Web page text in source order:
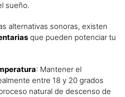
sueño.
alternativas sonoras, existen
que pueden potenciar tu
: Mantener el
entre 18 y 20 grados
natural de descenso de